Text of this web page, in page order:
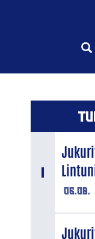
06.08.